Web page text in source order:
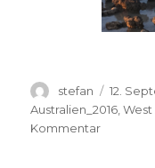
Autor
stefan
am
12.
Australien_2016 ,West
Kommentarzu